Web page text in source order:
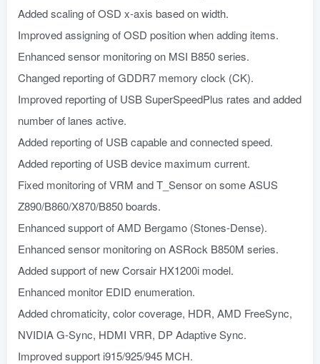
Added scaling of OSD x-axis based on width.
Improved assigning of OSD position when adding items.
Enhanced sensor monitoring on MSI B850 series.
Changed reporting of GDDR7 memory clock (CK).
Improved reporting of USB SuperSpeedPlus rates and added
number of lanes active.
Added reporting of USB capable and connected speed.
Added reporting of USB device maximum current.
Fixed monitoring of VRM and T_Sensor on some ASUS
Z890/B860/X870/B850 boards.
Enhanced support of AMD Bergamo (Stones-Dense).
Enhanced sensor monitoring on ASRock B850M series.
Added support of new Corsair HX1200i model.
Enhanced monitor EDID enumeration.
Added chromaticity, color coverage, HDR, AMD FreeSync,
NVIDIA G-Sync, HDMI VRR, DP Adaptive Sync.
Improved support i915/925/945 MCH.